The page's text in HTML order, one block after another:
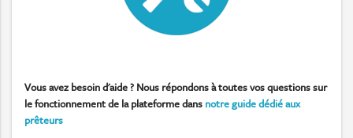
Vous avez besoin d'aide ? Nous répondons à toutes vos questions sur
le fonctionnement de la plateforme dans notre guide dédié aux
prêteurs